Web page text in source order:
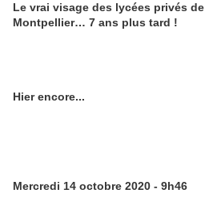
Le vrai visage des lycées privés de
Montpellier… 7 ans plus tard !
Hier encore...
Mercredi 14 octobre 2020 - 9h46